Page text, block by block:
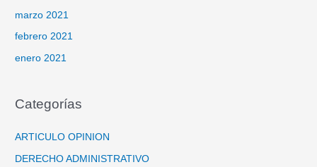
marzo 2021
febrero 2021
enero 2021
Categorías
ARTICULO OPINION
DERECHO ADMINISTRATIVO